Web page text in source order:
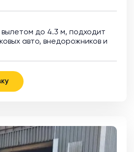
до 4.3 м, подходит
авто, внедорожников и